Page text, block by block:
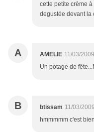
cette petite crème
degustée devant la
A AMELIE 11/03/
Un potage de
B btissam 11/03/
hmmmmm c'est